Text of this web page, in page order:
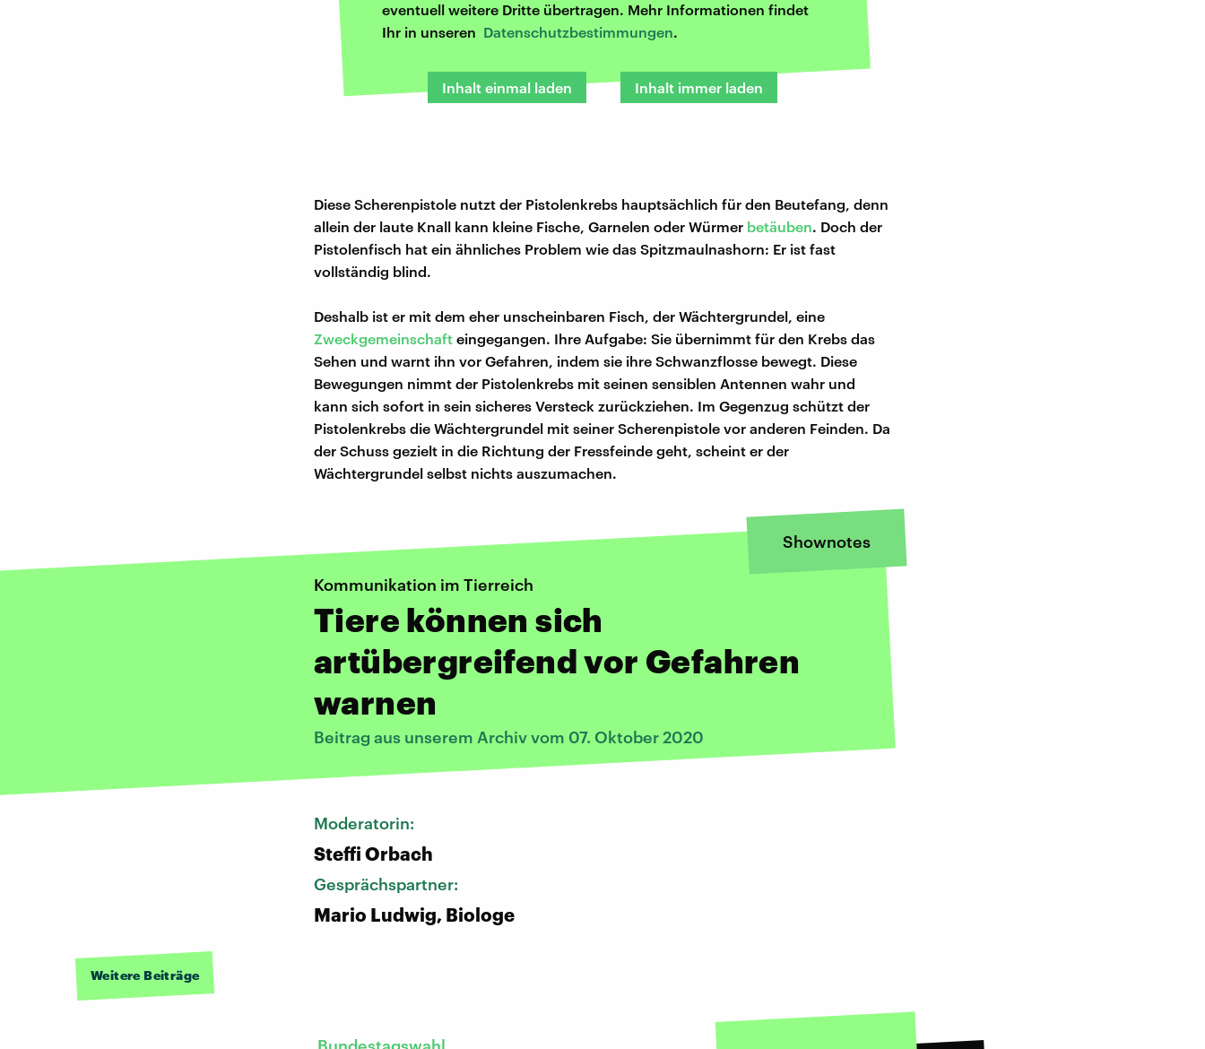
eventuell weitere Dritte übertragen. Mehr Informationen findet
Ihr in unseren Datenschutzbestimmungen.
Inhalt einmal laden Inhalt immer laden
Diese Scherenpistole nutzt der Pistolenkrebs hauptsächlich für den Beutefang, denn
allein der laute Knall kann kleine Fische, Garnelen oder Würmer betäuben. Doch der
Pistolenfisch hat ein ähnliches Problem wie das Spitzmaulnashorn: Er ist fast
vollständig blind.
Deshalb ist er mit dem eher unscheinbaren Fisch, der Wächtergrundel, eine
Zweckgemeinschaft eingegangen. Ihre Aufgabe: Sie übernimmt für den Krebs das
Sehen und warnt ihn vor Gefahren, indem sie ihre Schwanzflosse bewegt. Diese
Bewegungen nimmt der Pistolenkrebs mit seinen sensiblen Antennen wahr und
kann sich sofort in sein sicheres Versteck zurückziehen. Im Gegenzug schützt der
Pistolenkrebs die Wächtergrundel mit seiner Scherenpistole vor anderen Feinden. Da
der Schuss gezielt in die Richtung der Fressfeinde geht, scheint er der
Wächtergrundel selbst nichts auszumachen.
Shownotes
Kommunikation im Tierreich
Tiere können sich
artübergreifend vor Gefahren
warnen
Beitrag aus unserem Archiv vom 07. Oktober 2020
Moderatorin:
Steffi Orbach
Gesprächspartner:
Mario Ludwig, Biologe
Weitere Beiträge